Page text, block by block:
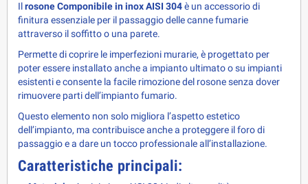
Il rosone Componibile in inox AISI 304 è un accessorio di
finitura essenziale per il passaggio delle canne fumarie
attraverso il soffitto o una parete.
Permette di coprire le imperfezioni murarie, è progettato per
poter essere installato anche a impianto ultimato o su impianti
esistenti e consente la facile rimozione del rosone senza dover
rimuovere parti dell’impianto fumario.
Questo elemento non solo migliora l’aspetto estetico
dell’impianto, ma contribuisce anche a proteggere il foro di
passaggio e a dare un tocco professionale all’installazione.
Caratteristiche principali: